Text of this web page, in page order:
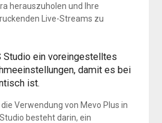
herauszuholen und Ihre
Live-Streams zu
Studio ein voreingestelltes
damit es bei
ist.
Verwendung von Mevo Plus in
besteht darin, ein